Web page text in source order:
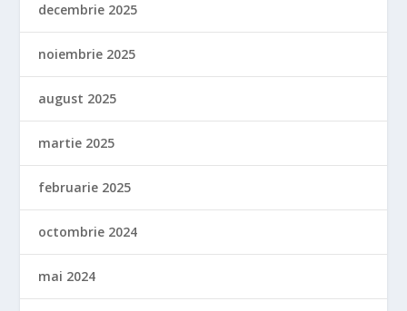
decembrie 2025
noiembrie 2025
august 2025
martie 2025
februarie 2025
octombrie 2024
mai 2024